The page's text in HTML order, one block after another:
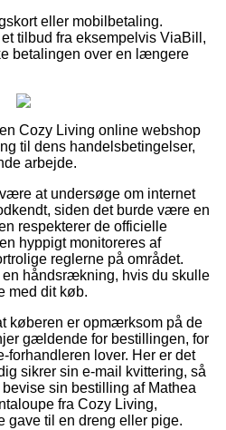
eller mobilbetaling.
tilbud fra eksempelvis ViaBill,
betalingen over en længere
Cozy Living online webshop
til dens handelsbetingelser,
arbejde.
at undersøge om internet
siden det burde være en
respekterer de officielle
hyppigt monitoreres af
reglerne på området.
en håndsrækning, hvis du skulle
med dit køb.
køberen er opmærksom på de
gældende for bestillingen, for
forhandleren lover. Her er det
sikrer sin e-mail kvittering, så
sin bestilling af Mathea
fra Cozy Living,
gave til en dreng eller pige.